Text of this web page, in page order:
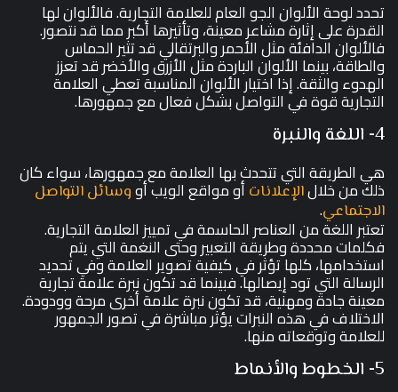
تحدد لوحة الألوان الجو العام للعلامة التجارية. فالألوان لها
القدرة على إثارة مشاعر معينة، وتأثيرها أكبر مما قد نتصور.
فالألوان الدافئة مثل الأحمر والبرتقالي قد تثير الحماس
والطاقة، بينما الألوان الباردة مثل الأزرق والأخضر قد تعزز
الهدوء والثقة. إذا اختيار الألوان المناسبة تعطي العلامة
التجارية قوة في التواصل بشكل فعال مع جمهورها.
4- اللغة والنبرة
هي الطريقة التي تتحدث بها العلامة مع جمهورها، سواء كان
ذلك من خلالالإعلانات أو مواقع الويب أووسائل التواصل
الاجتماعي.
تعتبر اللغة من العناصر الحاسمة في تمييز العلامة التجارية.
فكلمات محددة وطريقة التعبير وحتى النغمة التي يتم
استخدامها، كلها تؤثر في كيفية تصوير العلامة وفي تحديد
الرسالة التي تود إيصالها. فبينما قد تكون نبرة علامة تجارية
معينة جادة ومهنية، قد تكون نبرة علامة أخرى مرحة وودودة.
الاختلاف في هذه النبرات يؤثر مباشرة في تصور الجمهور
للعلامة وتوقعاته منها.
5- الخطوط والأنماط